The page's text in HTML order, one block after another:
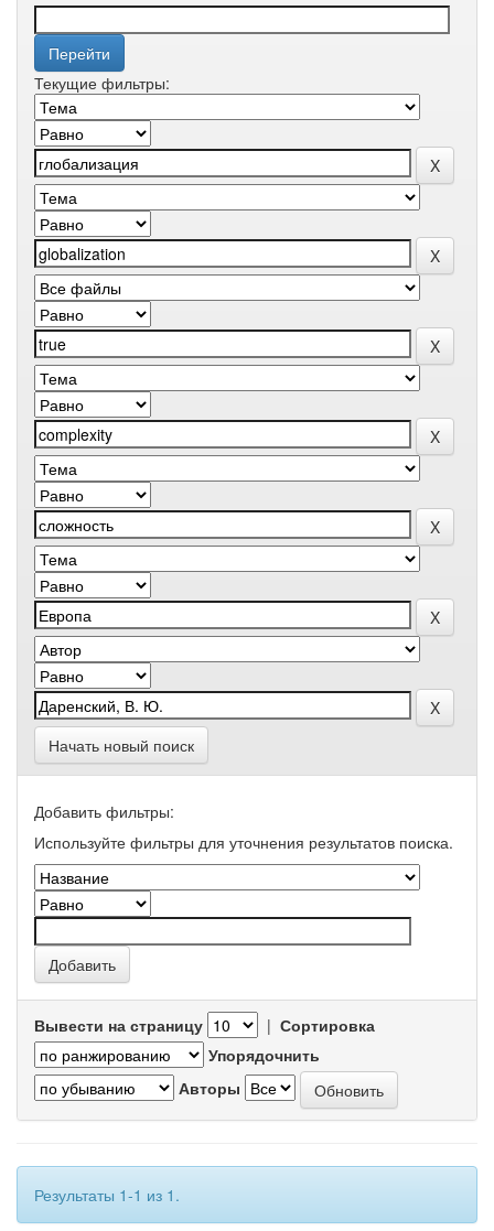
Текущие фильтры:
Начать новый поиск
Добавить фильтры:
Используйте фильтры для уточнения результатов поиска.
Вывести на страницу | Сортировка
Упорядочнить
Авторы
Результаты 1-1 из 1.